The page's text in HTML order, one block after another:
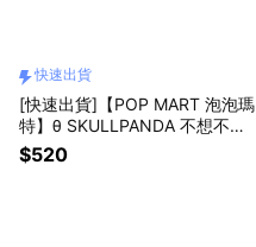
快速出貨
[快速出貨]【POP MART 泡泡瑪
特】θ SKULLPANDA 不想不想
系列耳機包(不做大人)(含運費)
$520